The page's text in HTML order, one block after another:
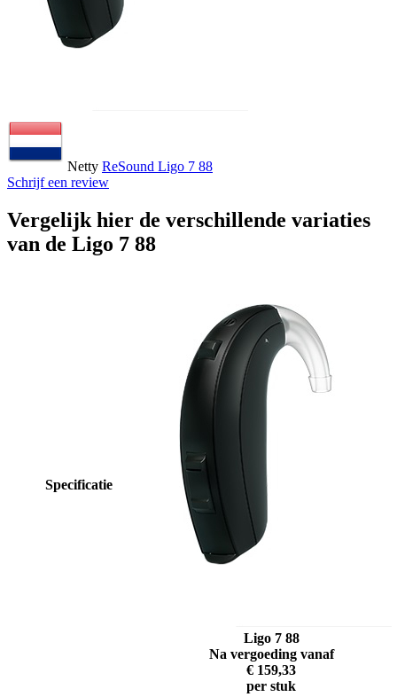
Netty ReSound Ligo 7 88
Schrijf een review
Vergelijk hier de verschillende variaties
van de Ligo 7 88
Specificatie
Ligo 7 88
Na vergoeding vanaf
€ 159,33
per stuk